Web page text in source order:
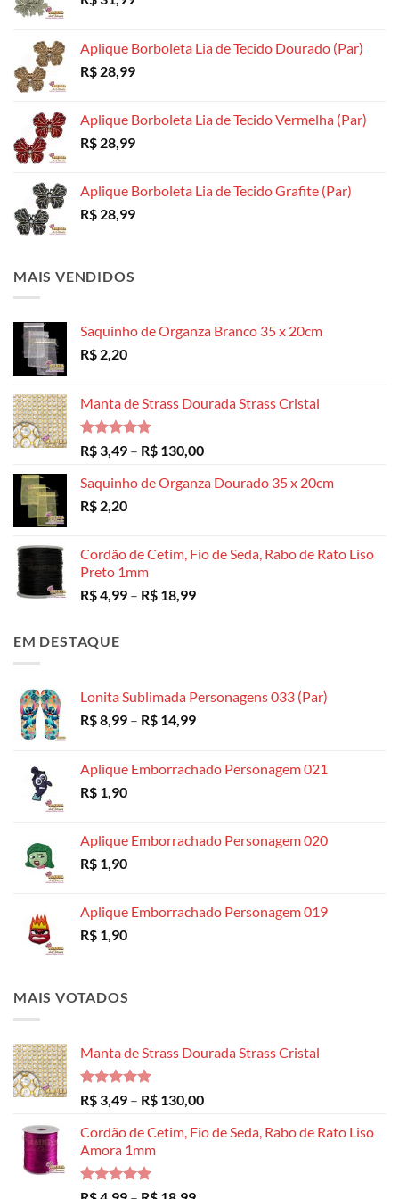
Aplique Borboleta Lia de Tecido Dourado (Par)
R$ 28,99
Aplique Borboleta Lia de Tecido Vermelha (Par)
R$ 28,99
Aplique Borboleta Lia de Tecido Grafite (Par)
R$ 28,99
MAIS VENDIDOS
Saquinho de Organza Branco 35 x 20cm
R$ 2,20
Manta de Strass Dourada Strass Cristal
Avaliação
5.00
de 5
R$ 3,49 – R$ 130,00Faixa
preço:
Saquinho de Organza Dourado 35 x 20cm
R$ 2,20
Cordão de Cetim, Fio de Seda, Rabo de Rato Liso
Preto 1mm
R$4,99 – R$ 18,99Faixa
EM DESTAQUE
Lonita Sublimada Personagens 033 (Par)
R$8,99 – R$ 14,99Faixa
R$ 8,99
Aplique Emborrachado Personagem 021
R$ 1,90
Aplique Emborrachado Personagem 020
R$ 1,90
Aplique Emborrachado Personagem 019
R$ 1,90
MAIS VOTADOS
Manta de Strass Dourada Strass Cristal
Avaliação
5.00
de 5
R$ 3,49 – R$ 130,00Faixa
preço:
Cordão de Cetim, Fio de Seda, Rabo de Rato Liso
Amora 1mm
Avaliação Faixa